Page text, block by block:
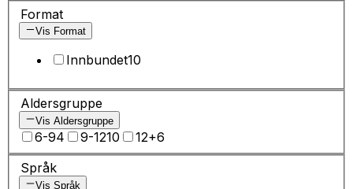
Format
Vis Format
Innbundet10
Aldersgruppe
Vis Aldersgruppe
6-94 9-1210 12+6
Språk
Vis Språk